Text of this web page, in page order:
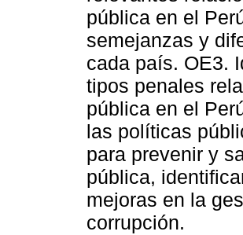
pública en el
semejanzas y
cada país. OE3.
tipos penales
pública en el
las políticas
para prevenir y
pública,
mejoras en la
corrupción.